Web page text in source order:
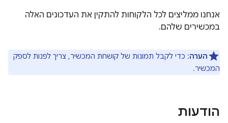
אנחנו ממליצים לכל הלקוחות להתקין את העדכונים האלה
במכשירים שלהם.
הערה: כדי לקבל תמונות של קושחת המכשיר, צריך לפנות לספק
המכשיר.
הודעות